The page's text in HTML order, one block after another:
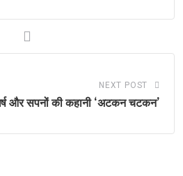
NEXT POST
और सपनों की कहानी ‘अटकन चटकन’